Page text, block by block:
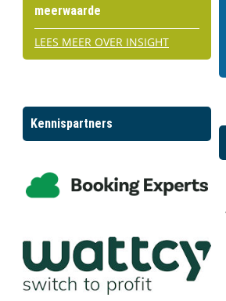
meerwaarde
LEES MEER OVER INSIGHT
Kennispartners